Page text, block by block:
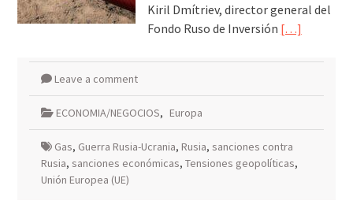
Kiril Dmítriev, director general del
Fondo Ruso de Inversión […]
Leave a comment
ECONOMIA/NEGOCIOS, Europa
Gas, Guerra Rusia-Ucrania, Rusia, sanciones contra
Rusia, sanciones económicas, Tensiones geopolíticas,
Unión Europea (UE)